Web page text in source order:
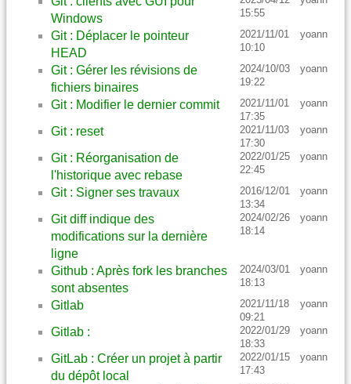
Windows
15:55
Git : Déplacer le pointeur
HEAD
2021/11/01
10:10
yoann
Git : Gérer les révisions de
fichiers binaires
2024/10/03
19:22
yoann
Git : Modifier le dernier commit
2021/11/01
17:35
yoann
Git : reset
2021/11/03
17:30
yoann
Git : Réorganisation de
l'historique avec rebase
2022/01/25
22:45
yoann
Git : Signer ses travaux
2016/12/01
13:34
yoann
Git diff indique des
modifications sur la dernière
ligne
2024/02/26
18:14
yoann
Github : Après fork les branches
sont absentes
2024/03/01
18:13
yoann
Gitlab
2021/11/18
09:21
yoann
Gitlab :
2022/01/29
18:33
yoann
GitLab : Créer un projet à partir
du dépôt local
2022/01/15
17:43
yoann